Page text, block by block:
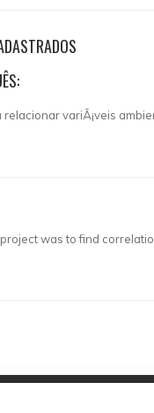
relacionar variÃ¡veis
was to find